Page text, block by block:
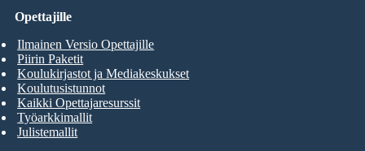
Opettajille
Ilmainen Versio Opettajille
Piirin Paketit
Koulukirjastot ja Mediakeskukset
Koulutusistunnot
Kaikki Opettajaresurssit
Työarkkimallit
Julistemallit